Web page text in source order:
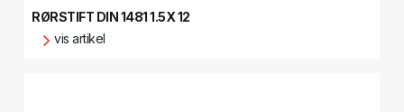
RØRSTIFT DIN 1481 1.5X 12
vis artikel